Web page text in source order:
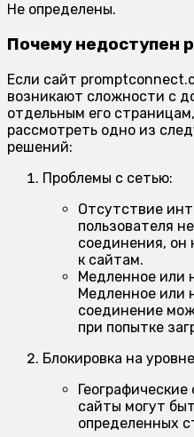
Не определены.
Почему недоступен
Если сайт
возникают сложности с
отдельным его
рассмотреть одно из
решений:
Проблемы с сетью:
Отсутствие
пользователя
соединения, он
к сайтам.
Медленное или
Медленное или
соединение
при попытке
Блокировка на
Географические
сайты могут
определенных